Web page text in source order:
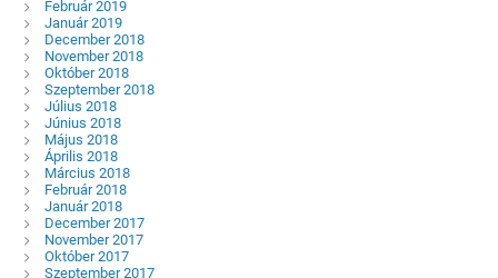
Február 2019
Január 2019
December 2018
November 2018
Október 2018
Szeptember 2018
Július 2018
Június 2018
Május 2018
Április 2018
Március 2018
Február 2018
Január 2018
December 2017
November 2017
Október 2017
Szeptember 2017